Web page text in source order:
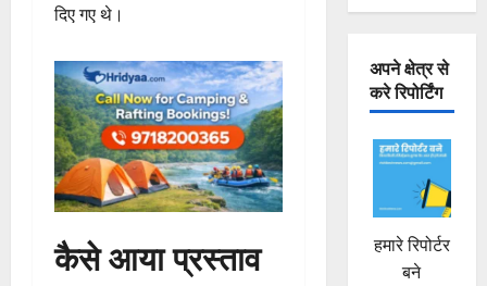
दिए गए थे।
कैसे आया प्रस्ताव
अपने क्षेत्र से
करे रिपोर्टिंग
हमारे रिपोर्टर
बने